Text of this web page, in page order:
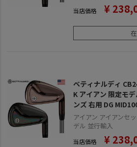
当店価格 ¥
ベティナルディ
K アイアン 限定モ
ンズ 右用 DG
ャフト
入品 ゴルフクラブ
アイアン アイアンセ
デル 並行輸入
当店価格 ¥